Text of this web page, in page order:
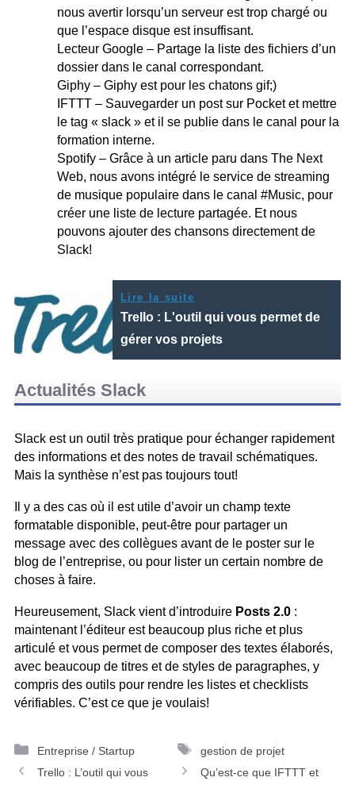
nous avertir lorsqu’un serveur est trop chargé ou
que l’espace disque est insuffisant.
Lecteur Google – Partage la liste des fichiers d’un
dossier dans le canal correspondant.
Giphy – Giphy est pour les chatons gif;)
IFTTT – Sauvegarder un post sur Pocket et mettre
le tag « slack » et il se publie dans le canal pour la
formation interne.
Spotify – Grâce à un article paru dans The Next
Web, nous avons intégré le service de streaming
de musique populaire dans le canal #Music, pour
créer une liste de lecture partagée. Et nous
pouvons ajouter des chansons directement de
Slack!
Lire la suite
Trello : L'outil qui vous permet de
gérer vos projets
Actualités Slack
Slack est un outil très pratique pour échanger rapidement
des informations et des notes de travail schématiques.
Mais la synthèse n’est pas toujours tout!
Il y a des cas où il est utile d’avoir un champ texte
formatable disponible, peut-être pour partager un
message avec des collègues avant de le poster sur le
blog de l’entreprise, ou pour lister un certain nombre de
choses à faire.
Heureusement, Slack vient d’introduire Posts 2.0 :
maintenant l’éditeur est beaucoup plus riche et plus
articulé et vous permet de composer des textes élaborés,
avec beaucoup de titres et de styles de paragraphes, y
compris des outils pour rendre les listes et checklists
vérifiables. C’est ce que je voulais!
Catégories
Entreprise / Startup Étiquettes
gestion de projet
Navigation
Trello : L’outil qui vous
Qu’est-ce que IFTTT et